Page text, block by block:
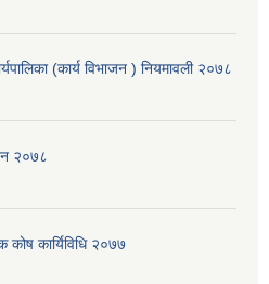
(कार्य विभाजन ) नियमावली २०७८
२०७८
कोष कार्यिविधि २०७७